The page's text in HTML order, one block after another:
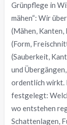
Grünpflege in
mähen“: Wir
(Mähen, Kanten,
(Form,
(Sauberkeit,
und
ordentlich wirkt.
festgelegt:
wo entstehen
Schattenlagen,